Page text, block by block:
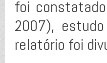
foi
2007),
relatório foi